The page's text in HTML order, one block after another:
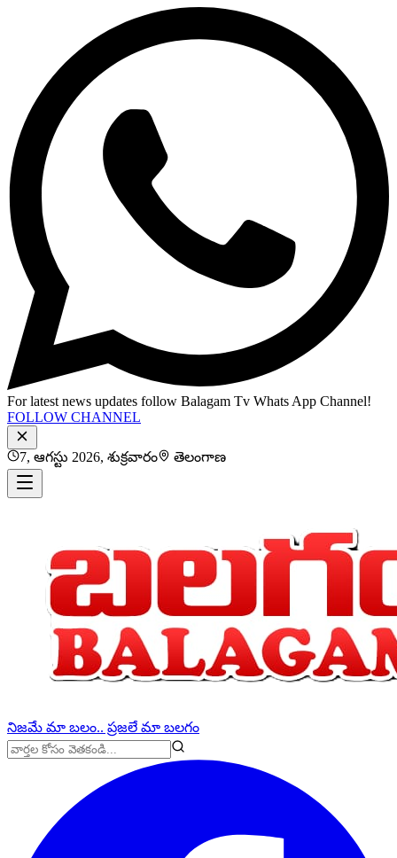
For latest news updates follow Balagam Tv Whats App Channel!
FOLLOW CHANNEL
7, ఆగస్టు 2026, శుక్రవారం తెలంగాణ
నిజమే మా బలం.. ప్రజలే మా బలగం